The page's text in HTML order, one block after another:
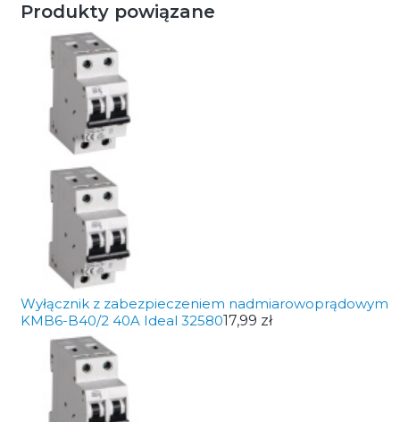
Produkty powiązane
Wyłącznik z zabezpieczeniem nadmiarowoprądowym
KMB6-B40/2 40A Ideal 3258017,99 zł